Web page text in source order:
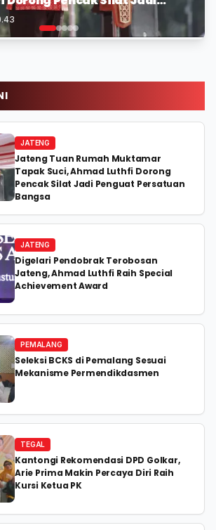
Bangsa
JATENG
Jateng Tuan Rumah Muktamar
Tapak Suci, Ahmad Luthfi Dorong
Pencak Silat Jadi Penguat Persatuan
Bangsa
JATENG
Digelari Pendobrak Terobosan
Jateng, Ahmad Luthfi Raih Special
Achievement Award
PEMALANG
Seleksi BCKS di Pemalang Sesuai
Mekanisme Permendikdasmen
TEGAL
Kantongi Rekomendasi DPD Golkar,
Arie Prima Makin Percaya Diri Raih
Kursi Ketua PK